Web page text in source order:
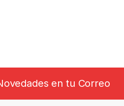
en tu Correo